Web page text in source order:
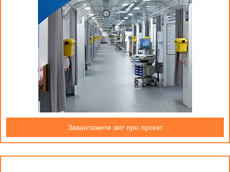
Завантажити звіт про проєкт